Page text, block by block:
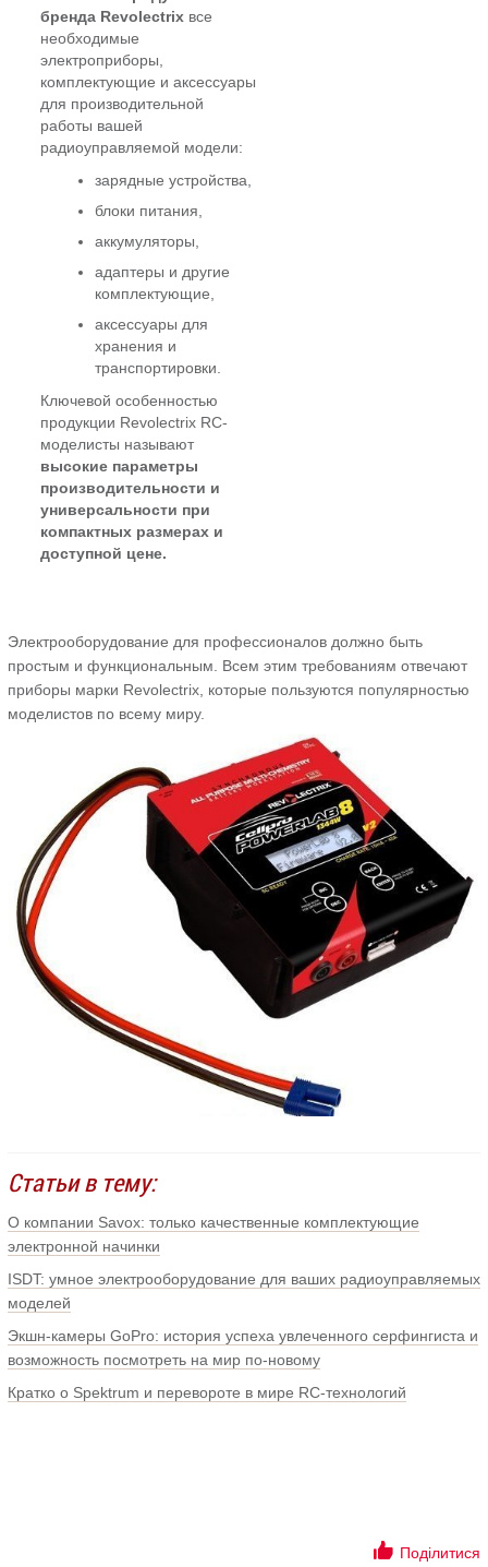
бренда Revolectrix все
необходимые
электроприборы,
комплектующие и аксессуары
для производительной
работы вашей
радиоуправляемой модели:
зарядные устройства,
блоки питания,
аккумуляторы,
адаптеры и другие
комплектующие,
аксессуары для
хранения и
транспортировки.
Ключевой особенностью
продукции Revolectrix RC-
моделисты называют
высокие параметры
производительности и
универсальности при
компактных размерах и
доступной цене.
Электрооборудование для профессионалов должно быть
простым и функциональным. Всем этим требованиям отвечают
приборы марки Revolectrix, которые пользуются популярностью
моделистов по всему миру.
Статьи в тему:
О компании Savox: только качественные комплектующие
электронной начинки
ISDT: умное электрооборудование для ваших радиоуправляемых
моделей
Экшн-камеры GoPro: история успеха увлеченного серфингиста и
возможность посмотреть на мир по-новому
Кратко о Spektrum и перевороте в мире RC-технологий
Поділитися